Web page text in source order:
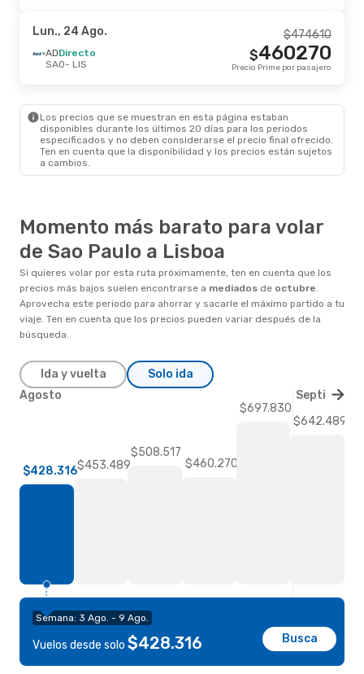
Lun., 24 Ago.
ADDirecto
SAO- LIS
474610
$
460270
$
Precio Prime por pasajero
Los precios que se muestran en esta página estaban
disponibles durante los últimos 20 días para los periodos
especificados y no deben considerarse el precio final ofrecido.
Ten en cuenta que la disponibilidad y los precios están sujetos
a cambios.
Momento más barato para volar
de Sao Paulo a Lisboa
Si quieres volar por esta ruta próximamente, ten en cuenta que los
precios más bajos suelen encontrarse a mediados de octubre.
Aprovecha este periodo para ahorrar y sacarle el máximo partido a tu
viaje. Ten en cuenta que los precios pueden variar después de la
búsqueda.
Ida y vuelta Solo ida
Semana: 3 Ago. - 9 Ago.
Vuelos desde solo $428.316 Busca
$428.316$453.489
$508.517
$460.270
$697.830
$642.489
Agosto Septiembre